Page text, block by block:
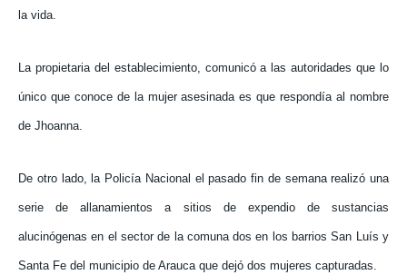
la vida.
La propietaria del establecimiento, comunicó a las autoridades que lo
único que conoce de la mujer asesinada es que respondía al nombre
de Jhoanna.
De otro lado, la Policía Nacional el pasado fin de semana realizó una
serie de allanamientos a sitios de expendio de sustancias
alucinógenas en el sector de la comuna dos en los barrios San Luís y
Santa Fe del municipio de Arauca que dejó dos mujeres capturadas.